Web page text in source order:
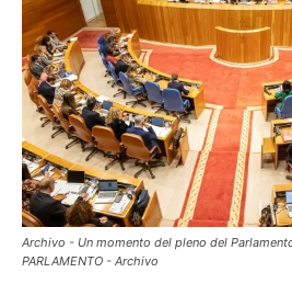
Archivo - Un momento del pleno del
PARLAMENTO - Archivo